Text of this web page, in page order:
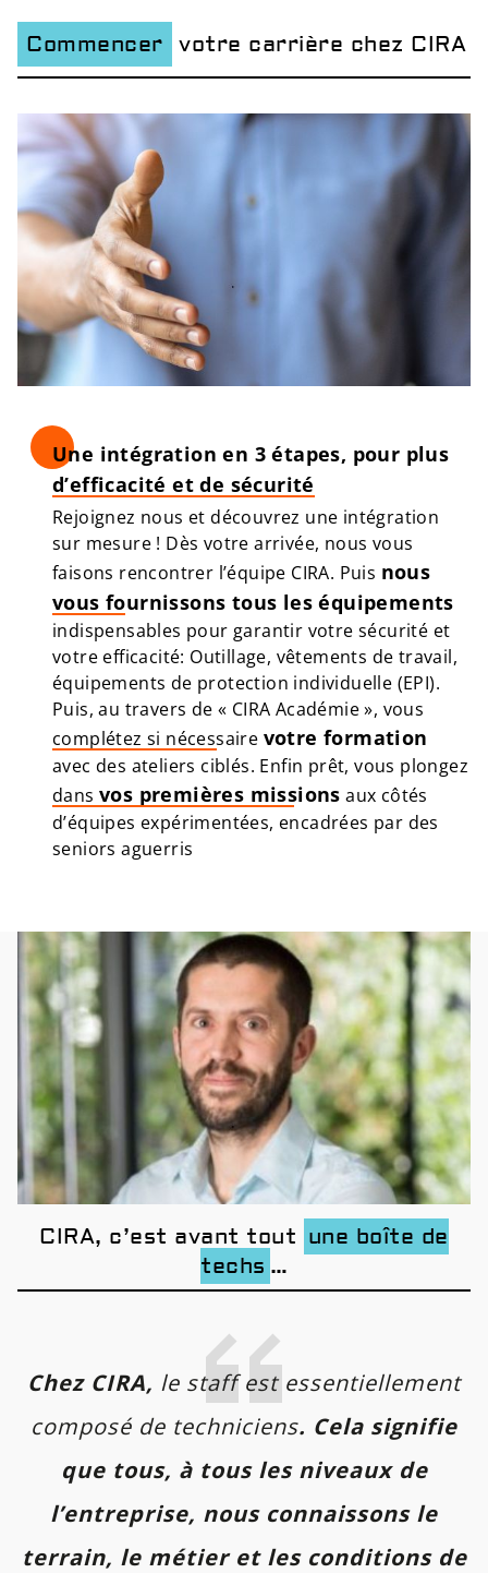
Commencer votre carrière chez CIRA
Une intégration en 3 étapes, pour plus
d’efficacité et de sécurité
Rejoignez nous et découvrez une intégration
sur mesure ! Dès votre arrivée, nous vous
faisons rencontrer l’équipe CIRA. Puis nous
vous fournissons tous les équipements
indispensables pour garantir votre sécurité et
votre efficacité: Outillage, vêtements de travail,
équipements de protection individuelle (EPI).
Puis, au travers de « CIRA Académie », vous
complétez si nécessaire votre formation
avec des ateliers ciblés. Enfin prêt, vous plongez
dans vos premières missions aux côtés
d’équipes expérimentées, encadrées par des
seniors aguerris
CIRA, c’est avant tout une boîte de
techs …
Chez CIRA, le staff est essentiellement
composé de techniciens. Cela signifie
que tous, à tous les niveaux de
l’entreprise, nous connaissons le
terrain, le métier et les conditions de